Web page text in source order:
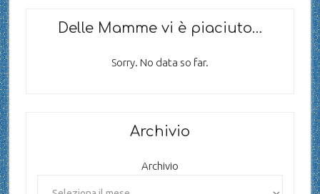
Delle Mamme vi è piaciuto…
Sorry. No data so far.
Archivio
Archivio